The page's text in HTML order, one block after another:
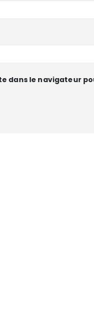
dans le navigateur